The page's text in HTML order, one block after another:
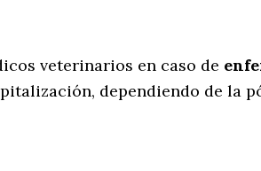
veterinarios en caso de
dependiendo de la